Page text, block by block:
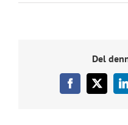
Del
Facebook
X